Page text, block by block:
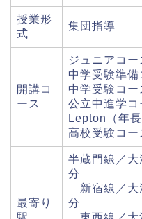
授業形
式
集団指導
開講コ
ース
ジュニアコー
中学受験準備
中学受験コー
公立中進学コ
Lepton（年
高校受験コー
最寄り
半蔵門線／
分
新宿線／
分